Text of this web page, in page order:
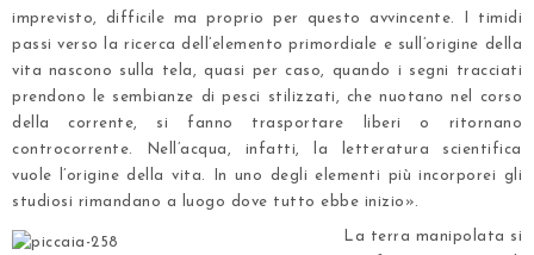
imprevisto, difficile ma proprio per questo avvincente. I timidi
passi verso la ricerca dell’elemento primordiale e sull’origine della
vita nascono sulla tela, quasi per caso, quando i segni tracciati
prendono le sembianze di pesci stilizzati, che nuotano nel corso
della corrente, si fanno trasportare liberi o ritornano
controcorrente. Nell’acqua, infatti, la letteratura scientifica
vuole l’origine della vita. In uno degli elementi più incorporei gli
studiosi rimandano a luogo dove tutto ebbe inizio».
La terra manipolata si